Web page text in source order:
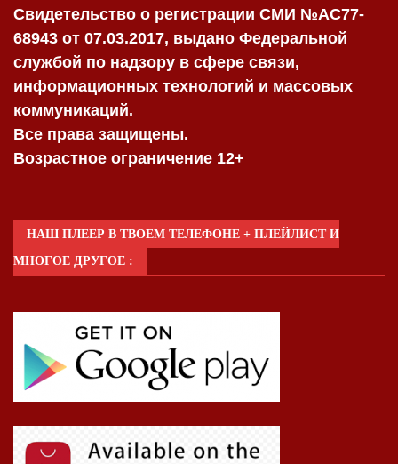
Свидетельство о регистрации СМИ №AC77-
68943 от 07.03.2017, выдано Федеральной
службой по надзору в сфере связи,
информационных технологий и массовых
коммуникаций.
Все права защищены.
Возрастное ограничение 12+
НАШ ПЛЕЕР В ТВОЕМ ТЕЛЕФОНЕ + ПЛЕЙЛИСТ И
МНОГОЕ ДРУГОЕ :